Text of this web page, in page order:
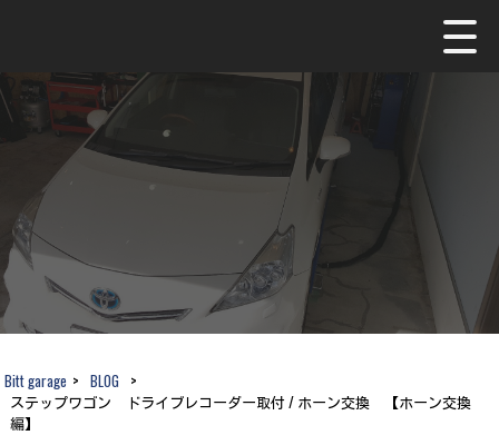
Bitt garage > BLOG >
ステップワゴン ドライブレコーダー取付 / ホーン交換 【ホーン交換
編】